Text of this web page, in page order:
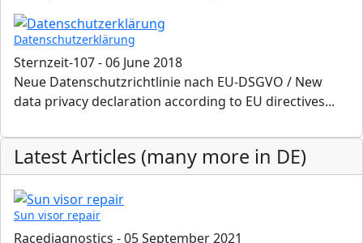
Datenschutzerklärung
Sternzeit-107-06 June 2018
Neue Datenschutzrichtlinie nach EU-DSGVO / New
data privacy declaration according to EU directives...
Latest Articles (many more in DE)
Sun visor repair
Racediagnostics -05 September 2021